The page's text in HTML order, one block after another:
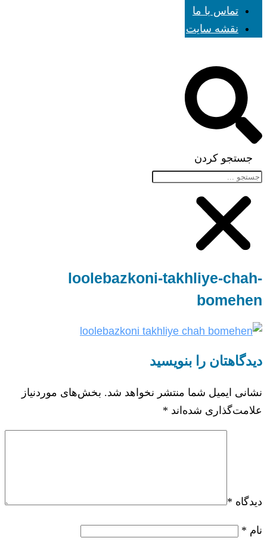
تماس با ما
نقشه سایت
جستجو کردن
loolebazkoni-takhliye-chah-
bomehen
دیدگاهتان را بنویسید
نشانی ایمیل شما منتشر نخواهد شد. بخش‌های موردنیاز
علامت‌گذاری شده‌اند *
دیدگاه *
نام *